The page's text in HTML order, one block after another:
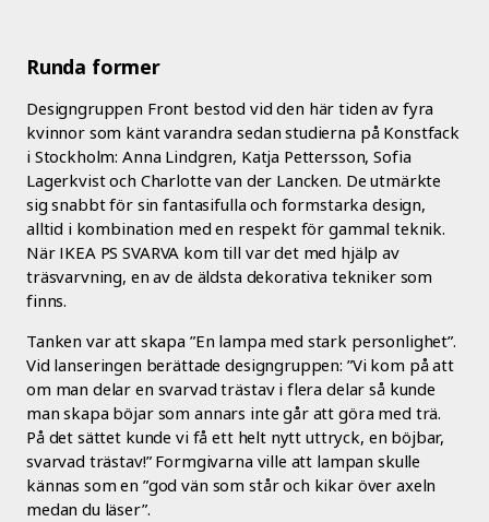
Runda former
Designgruppen Front bestod vid den här tiden av fyra
kvinnor som känt varandra sedan studierna på Konstfack
i Stockholm: Anna Lindgren, Katja Pettersson, Sofia
Lagerkvist och Charlotte van der Lancken. De utmärkte
sig snabbt för sin fantasifulla och formstarka design,
alltid i kombination med en respekt för gammal teknik.
När IKEA PS SVARVA kom till var det med hjälp av
träsvarvning, en av de äldsta dekorativa tekniker som
finns.
Tanken var att skapa ”En lampa med stark personlighet”.
Vid lanseringen berättade designgruppen: ”Vi kom på att
om man delar en svarvad trästav i flera delar så kunde
man skapa böjar som annars inte går att göra med trä.
På det sättet kunde vi få ett helt nytt uttryck, en böjbar,
svarvad trästav!” Formgivarna ville att lampan skulle
kännas som en ”god vän som står och kikar över axeln
medan du läser”.